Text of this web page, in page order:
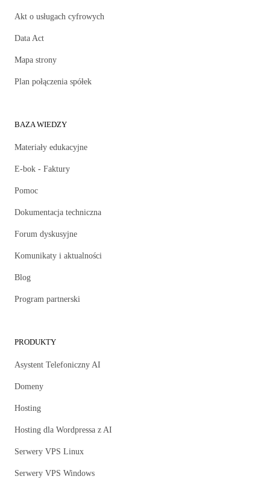
Akt o usługach cyfrowych
Data Act
Mapa strony
Plan połączenia spółek
BAZA WIEDZY
Materiały edukacyjne
E-bok - Faktury
Pomoc
Dokumentacja techniczna
Forum dyskusyjne
Komunikaty i aktualności
Blog
Program partnerski
PRODUKTY
Asystent Telefoniczny AI
Domeny
Hosting
Hosting dla Wordpressa z AI
Serwery VPS Linux
Serwery VPS Windows